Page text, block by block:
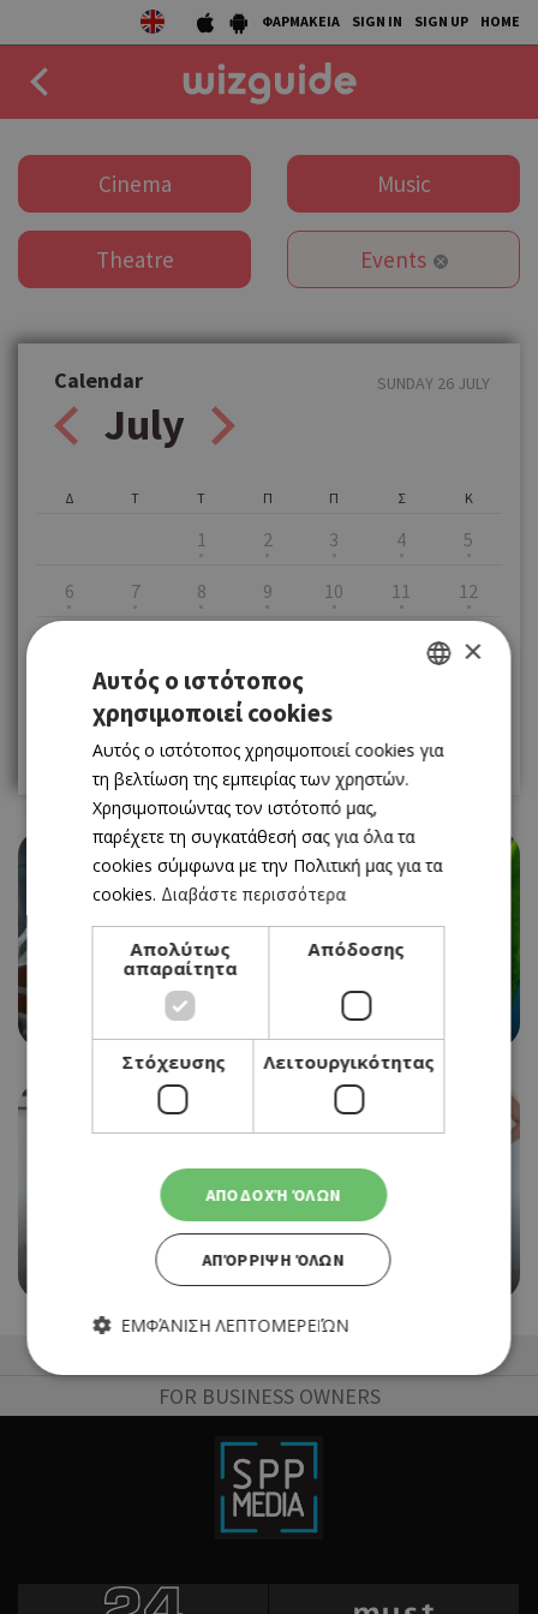
ΦΑΡΜΑΚΕΙΑ SIGN IN SIGN UP HOME
DRINK
COLLECTIONS
STORIES
Cinema Music
Theatre Events
Calendar
July
SUNDAY 26 JULY
Δ Τ Τ
1
Π
2
Π
3
Σ
4
Κ
5
6 7 8 9 10 11 12
19
21 22 23
28 29 30 31
«TEMPORARY FOREVER» ΣΤΟ ΑΛΜΥΡΑ
25/07/2026 - 06/09/2026
WOMEN IN FOCUS ΣΤΟ XENIARTSPACE
13/05/2026 - 19/09/2026
FOR BUSINESS OWNERS
ENGLISH
×
Αυτός ο ιστότοπος
χρησιμοποιεί cookies
Αυτός ο ιστότοπος χρησιμοποιεί cookies για
τη βελτίωση της εμπειρίας των χρηστών.
Χρησιμοποιώντας τον ιστότοπό μας,
παρέχετε τη συγκατάθεσή σας για όλα τα
cookies σύμφωνα με την Πολιτική μας για τα
cookies. Διαβάστε περισσότερα
Απολύτως
απαραίτητα
Απόδοσης
Στόχευσης Λειτουργικότητας
ΑΠΟΔΟΧΉ ΌΛΩΝ
ΑΠΌΡΡΙΨΗ ΌΛΩΝ
ΕΜΦΆΝΙΣΗ ΛΕΠΤΟΜΕΡΕΙΏΝ
Λειτουργικότητας
Τα απολύτως απαραίτητα cookies επιτρέπουν βασικές
λειτουργίες του ιστότοπου, όπως τη σύνδεση χρήστη και τη